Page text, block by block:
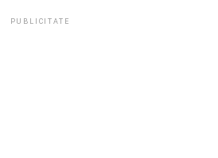
PUBLICITATE